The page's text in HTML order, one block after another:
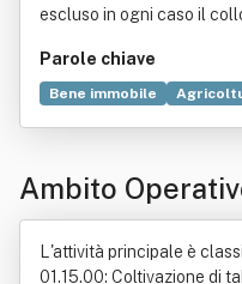
escluso in ogni caso il
Parole chiave
Bene immobile
Ambito
L'attività principale è
01.15.00: Coltivazione di